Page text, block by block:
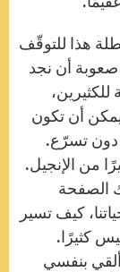
هذا للتوقّف
صعوبة أن نجد
أن تكون
دون تسرّع.
من الإنجيل.
الصفحة
كيف تسير
كثيرًا.
ألقي بنفسي